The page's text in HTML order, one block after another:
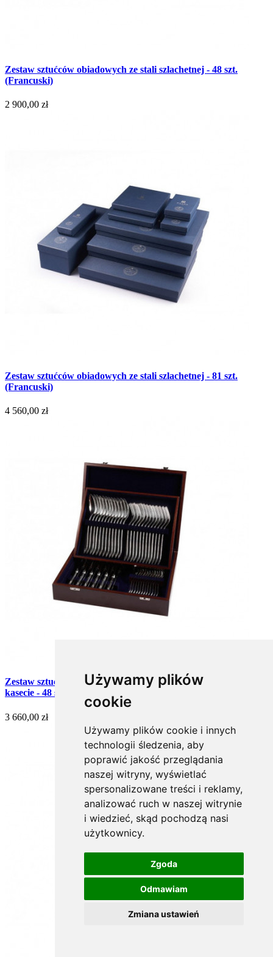
Używamy plików
cookie
Używamy plików cookie i innych
technologii śledzenia, aby
poprawić jakość przeglądania
naszej witryny, wyświetlać
spersonalizowane treści i reklamy,
analizować ruch w naszej witrynie
i wiedzieć, skąd pochodzą nasi
użytkownicy.
Zgoda
Odmawiam
Zmiana ustawień
Zestaw sztućców obiadowych ze stali szlachetnej - 48 szt.
(Francuski)
2 900,00 zł
Zestaw sztućców obiadowych ze stali szlachetnej - 81 szt.
(Francuski)
4 560,00 zł
Zestaw sztućców obiadowych ze stali szlachetnej w drewnianej
kasecie - 48 szt. (Francuski)
3 660,00 zł